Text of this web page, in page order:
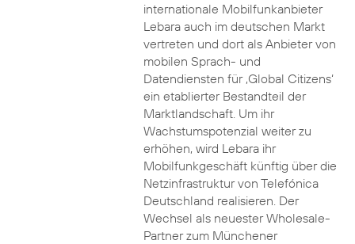
internationale Mobilfunkanbieter
Lebara auch im deutschen Markt
vertreten und dort als Anbieter von
mobilen Sprach- und
Datendiensten für ‚Global Citizens‘
ein etablierter Bestandteil der
Marktlandschaft. Um ihr
Wachstumspotenzial weiter zu
erhöhen, wird Lebara ihr
Mobilfunkgeschäft künftig über die
Netzinfrastruktur von Telefónica
Deutschland realisieren. Der
Wechsel als neuester Wholesale-
Partner zum Münchener